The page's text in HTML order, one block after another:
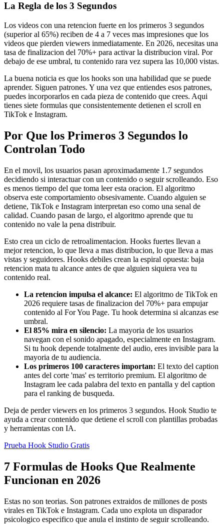
La Regla de los 3 Segundos
Los videos con una retencion fuerte en los primeros 3 segundos
(superior al 65%) reciben de 4 a 7 veces mas impresiones que los
videos que pierden viewers inmediatamente. En 2026, necesitas una
tasa de finalizacion del 70%+ para activar la distribucion viral. Por
debajo de ese umbral, tu contenido rara vez supera las 10,000 vistas.
La buena noticia es que los hooks son una habilidad que se puede
aprender. Siguen patrones. Y una vez que entiendes esos patrones,
puedes incorporarlos en cada pieza de contenido que crees. Aqui
tienes siete formulas que consistentemente detienen el scroll en
TikTok e Instagram.
Por Que los Primeros 3 Segundos lo
Controlan Todo
En el movil, los usuarios pasan aproximadamente 1.7 segundos
decidiendo si interactuar con un contenido o seguir scrolleando. Eso
es menos tiempo del que toma leer esta oracion. El algoritmo
observa este comportamiento obsesivamente. Cuando alguien se
detiene, TikTok e Instagram interpretan eso como una senal de
calidad. Cuando pasan de largo, el algoritmo aprende que tu
contenido no vale la pena distribuir.
Esto crea un ciclo de retroalimentacion. Hooks fuertes llevan a
mejor retencion, lo que lleva a mas distribucion, lo que lleva a mas
vistas y seguidores. Hooks debiles crean la espiral opuesta: baja
retencion mata tu alcance antes de que alguien siquiera vea tu
contenido real.
La retencion impulsa el alcance: El algoritmo de TikTok en
2026 requiere tasas de finalizacion del 70%+ para empujar
contenido al For You Page. Tu hook determina si alcanzas ese
umbral.
El 85% mira en silencio: La mayoria de los usuarios
navegan con el sonido apagado, especialmente en Instagram.
Si tu hook depende totalmente del audio, eres invisible para la
mayoria de tu audiencia.
Los primeros 100 caracteres importan: El texto del caption
antes del corte 'mas' es territorio premium. El algoritmo de
Instagram lee cada palabra del texto en pantalla y del caption
para el ranking de busqueda.
Deja de perder viewers en los primeros 3 segundos. Hook Studio te
ayuda a crear contenido que detiene el scroll con plantillas probadas
y herramientas con IA.
Prueba Hook Studio Gratis
7 Formulas de Hooks Que Realmente
Funcionan en 2026
Estas no son teorias. Son patrones extraidos de millones de posts
virales en TikTok e Instagram. Cada uno explota un disparador
psicologico especifico que anula el instinto de seguir scrolleando.